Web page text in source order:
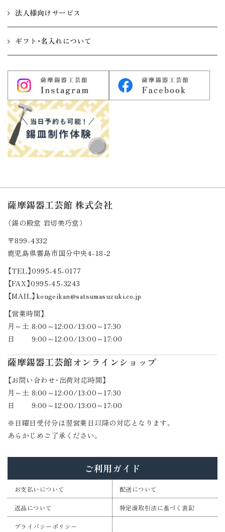
法人様向けサービス
ギフト・名入れについて
薩摩錫器工芸館 株式会社
（錫の殿堂 岩切美巧堂）
〒899-4332
鹿児島県霧島市国分中央4-18-2
【TEL】0995-45-0177
【FAX】0995-45-3243
【MAIL】kougeikan@satsumasuzuki.co.jp
【営業時間】
月～土 8:00～12:00/13:00～17:30
日 9:00～12:00/13:00～17:00
薩摩錫器工芸館オンラインショップ
【お問い合わせ・出荷対応時間】
月～土 8:00～12:00/13:00～17:30
日 9:00～12:00/13:00～17:00
※日曜日受付分は翌営業日以降の対応となります。
あらかじめご了承ください。
ご利用ガイド
お支払いについて 配送について
返品について 特定商取引法に基づく表記
プライバシーポリシー